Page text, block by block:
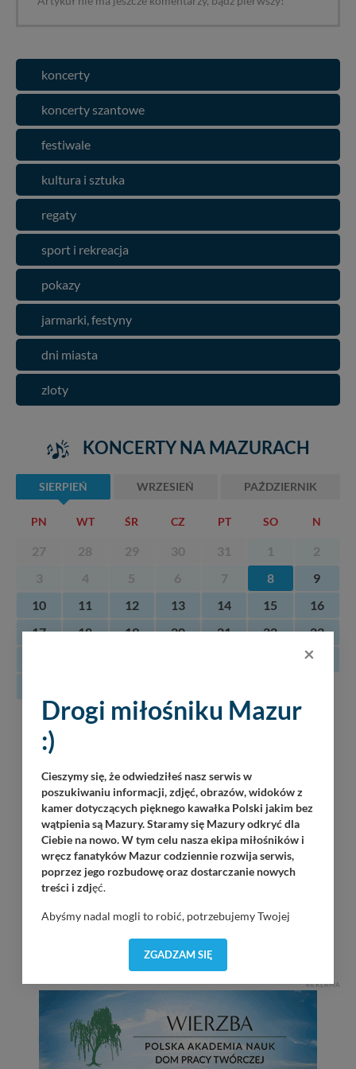
koncerty
koncerty szantowe
festiwale
kultura i sztuka
regaty
sport i rekreacja
pokazy
jarmarki, festyny
dni miasta
zloty
KONCERTY NA MAZURACH
SIERPIEŃ WRZESIEŃ PAŹDZIERNIK
PN WT ŚR CZ PT SO N
27 28 29 30 31 1
2
3
4 5 6 7 8
9
10
11 12 13 14 15
16
17
18 19 20 21 22
23
30
08
08.2026
Luka
oJ TaM
Wilkasy / Port Resort Niegocin / 20:00
Korzuh
Wilkasy / Port AZS Wilkasy / 21:00
Jack Sparrow Band
Ruciane-Nida / Przystań OW Wodnik / 20:00
Górkło / Marina Górkło / 21:00
REKLAMA
×
Drogi miłośniku Mazur
:)
Cieszymy się, że odwiedziłeś nasz serwis w
poszukiwaniu informacji, zdjęć, obrazów, widoków z
kamer dotyczących pięknego kawałka Polski jakim bez
wątpienia są Mazury. Staramy się Mazury odkryć dla
Ciebie na nowo. W tym celu nasza ekipa miłośników i
wręcz fanatyków Mazur codziennie rozwija serwis,
poprzez jego rozbudowę oraz dostarczanie nowych
treści i zdjęć.
Abyśmy nadal mogli to robić, potrzebujemy Twojej
dostosować do Twoich preferencji. Twoje dane (w tym
pliki cookies) będą zapisywane w celu usprawnienia
wyszukania, ulubione miejsca, logowania, itp).
Bezpieczeństwo Twoich danych jest dla nas
priorytetowe, bez poinformowania Ciebie nie będziemy
zmieniać zakresu naszych uprawnień. Twoje dane są u
nas bezpieczne, jeśli masz wątpliwości co do naszych
ZGADZAM SIĘ